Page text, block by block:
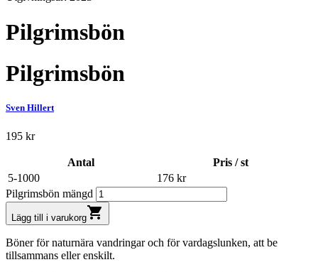
Pilgrimsbön
Pilgrimsbön
Sven Hillert
195 kr
Antal
Pris / st
5-1000
176 kr
Pilgrimsbön mängd
Lägg till i varukorgshopping_cart
Böner för naturnära vandringar och för vardagslunken, att be
tillsammans eller enskilt.